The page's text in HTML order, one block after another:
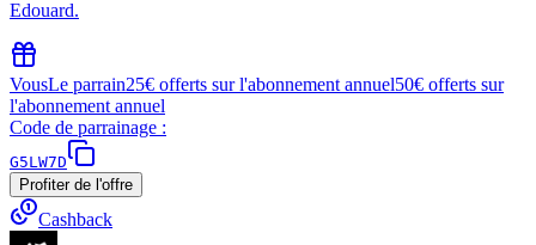
Edouard.
VousLe parrain25€ offerts sur l'abonnement annuel50€ offerts sur
l'abonnement annuel
Code de parrainage :
G5LW7D
Profiter de l'offre
Cashback